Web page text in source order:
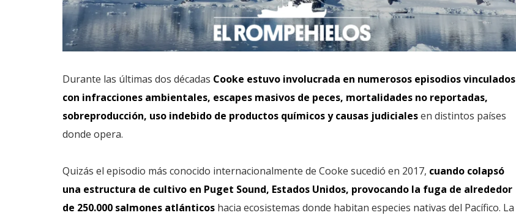
Durante las últimas dos décadas Cooke estuvo involucrada en numerosos episodios vinculados
con infracciones ambientales, escapes masivos de peces, mortalidades no reportadas,
sobreproducción, uso indebido de productos químicos y causas judicialesen distintos países
donde opera.
Quizás el episodio más conocido internacionalmente de Cooke sucedió en 2017, cuando colapsó
una estructura de cultivo en Puget Sound, Estados Unidos, provocando la fuga de alrededor
de 250.000 salmones atlánticos hacia ecosistemas donde habitan especies nativas del Pacífico. La